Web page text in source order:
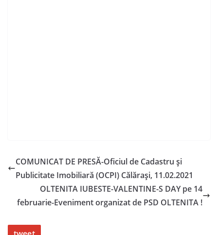
COMUNICAT DE PRESĂ-Oficiul de Cadastru și
Publicitate Imobiliară (OCPI) Călărași, 11.02.2021
OLTENITA IUBESTE-VALENTINE-S DAY pe 14
februarie-Eveniment organizat de PSD OLTENITA !